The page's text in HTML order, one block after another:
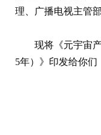
理、广播电视主管
现将《元宇宙
5年）》印发给你们